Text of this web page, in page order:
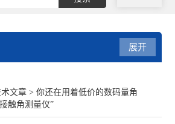
展开
文章 > 你还在用着低价的数码量角
触角测量仪”